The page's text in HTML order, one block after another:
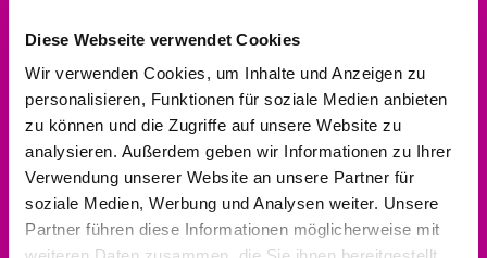
Diese Webseite verwendet Cookies
Wir verwenden Cookies, um Inhalte und Anzeigen zu
personalisieren, Funktionen für soziale Medien anbieten
zu können und die Zugriffe auf unsere Website zu
analysieren. Außerdem geben wir Informationen zu Ihrer
Verwendung unserer Website an unsere Partner für
soziale Medien, Werbung und Analysen weiter. Unsere
Partner führen diese Informationen möglicherweise mit
Kontakt aufnehmen
0561 937821-440
dekanat.hofgeismar-wolfhagen@ekkw.de